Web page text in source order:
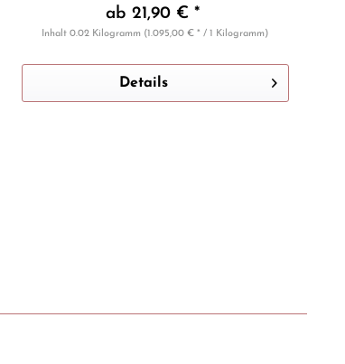
ab 21,90 € *
Inhalt0.02 Kilogramm (1.095,00 € * / 1 Kilogramm)
Details